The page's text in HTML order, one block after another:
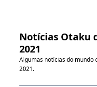
Notícias Otaku
2021
Algumas notícias do mundo
2021.